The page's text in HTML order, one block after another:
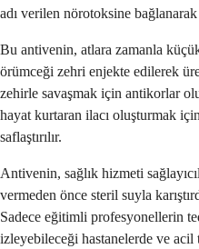
adı verilen nörotoksine
Bu antivenin, atlara zamanla
örümceği zehri enjekte edilerek
zehirle savaşmak için antikorlar
hayat kurtaran ilacı oluşturmak
saflaştırılır.
Antivenin, sağlık hizmeti
vermeden önce steril suyla
Sadece eğitimli profesyonellerin
izleyebileceği hastanelerde ve acil